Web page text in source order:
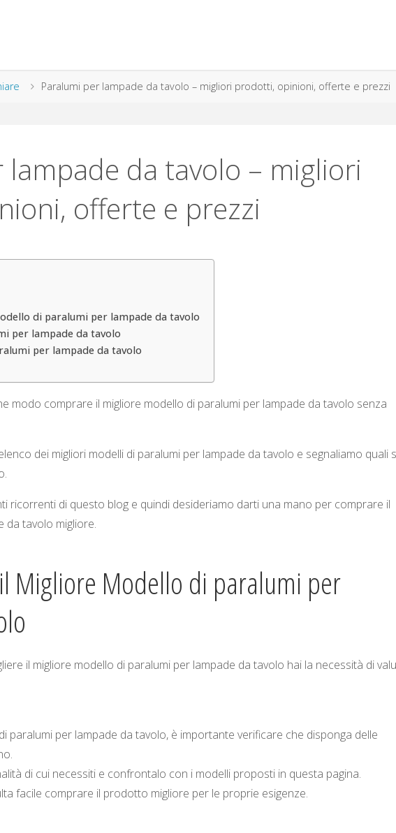
Paralumi per lampade da tavolo – migliori prodotti, opinioni, offerte e prezzi
lampade da tavolo – migliori
offerte e prezzi
di paralumi per lampade da tavolo
per lampade da tavolo
per lampade da tavolo
modo comprare il migliore modello di paralumi per lampade da tavolo senza
dei migliori modelli di paralumi per lampade da tavolo e segnaliamo quali
ricorrenti di questo blog e quindi desideriamo darti una mano per comprare il
da tavolo migliore.
Migliore Modello di paralumi per
il migliore modello di paralumi per lampade da tavolo hai la necessità di
paralumi per lampade da tavolo, è importante verificare che disponga delle
di cui necessiti e confrontalo con i modelli proposti in questa pagina.
facile comprare il prodotto migliore per le proprie esigenze.